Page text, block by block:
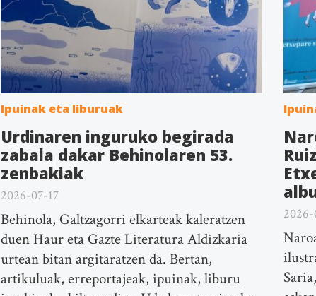
Ipuinak eta liburuak
Urdinaren inguruko begirada
zabala dakar Behinolaren 53.
zenbakiak
2026-07-17
Behinola, Galtzagorri elkarteak kaleratzen
duen Haur eta Gazte Literatura Aldizkaria
urtean bitan argitaratzen da. Bertan,
artikuluak, erreportajeak, ipuinak, liburu
2026-